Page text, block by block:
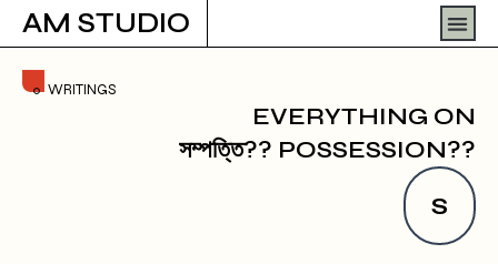
AM STUDIO
WRITINGS
EVERYTHING ON
সম্পত্তি?? POSSESSION??
S